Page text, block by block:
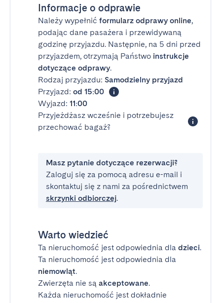
Informacje o odprawie
Należy wypełnić formularz odprawy online,
podając dane pasażera i przewidywaną
godzinę przyjazdu. Następnie, na 5 dni przed
przyjazdem, otrzymają Państwo instrukcje
dotyczące odprawy.
Rodzaj przyjazdu: Samodzielny przyjazd
Przyjazd: od 15:00
Wyjazd: 11:00
Przyjeżdżasz wcześnie i potrzebujesz
przechować bagaż?
Masz pytanie dotyczące rezerwacji?
Zaloguj się za pomocą adresu e-mail i
skontaktuj się z nami za pośrednictwem
skrzynki odbiorczej.
Warto wiedzieć
Ta nieruchomość jest odpowiednia dla dzieci.
Ta nieruchomość jest odpowiednia dla
niemowląt.
Zwierzęta nie są akceptowane.
Każda nieruchomość jest dokładnie